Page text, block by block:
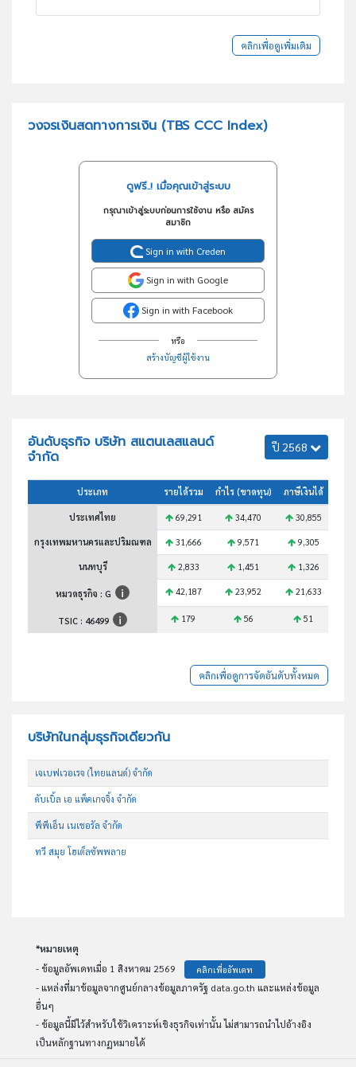
คลิกเพื่อดูเพิ่มเติม
วงจรเงินสดทางการเงิน (TBS CCC Index)
ดูฟรี..! เมื่อคุณเข้าสู่ระบบ
กรุณาเข้าสู่ระบบก่อนการใช้งาน หรือ สมัคร
สมาชิก
Sign in with Creden
Sign in with Google
Sign in with Facebook
หรือ
สร้างบัญชีผู้ใช้งาน
อันดับธุรกิจ บริษัท สแตนเลสแลนด์
จำกัด
ปี 2568
ประเภท รายได้รวม กำไร (ขาดทุน) ภาษีเงินได้
ประเทศไทย 69,291 34,470 30,855
กรุงเทพมหานครและปริมณฑล 31,666 9,571 9,305
นนทบุรี 2,833 1,451 1,326
หมวดธุรกิจ : G 42,187 23,952 21,633
TSIC : 46499 179 56 51
คลิกเพื่อดูการจัดอันดับทั้งหมด
บริษัทในกลุ่มธุรกิจเดียวกัน
เจเบฟเวอเรจ (ไทยแลนด์) จำกัด
ดับเบิ้ล เอ แพ็คเกจจิ้ง จำกัด
พีพีเอ็น เนเชอรัล จำกัด
ทวี สมุย โฮเต็ลซัพพลาย
*หมายเหตุ
- ข้อมูลอัพเดทเมื่อ 1 สิงหาคม 2569
คลิกเพื่ออัพเดท
- แหล่งที่มาข้อมูลจากศูนย์กลางข้อมูลภาครัฐ data.go.th และแหล่งข้อมูล
อื่นๆ
- ข้อมูลนี้มีไว้สำหรับใช้วิเคราะห์เชิงธุรกิจเท่านั้น ไม่สามารถนำไปอ้างอิง
เป็นหลักฐานทางกฏหมายได้